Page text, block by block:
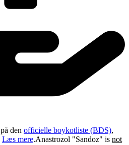
på den officielle boykotliste (BDS),
Læs mere.Anastrozol "Sandoz" is not